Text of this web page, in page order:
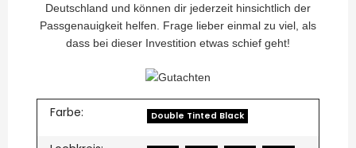
Deutschland und können dir jederzeit hinsichtlich der
Passgenauigkeit helfen. Frage lieber einmal zu viel, als
dass bei dieser Investition etwas schief geht!
Farbe: Double Tinted Black